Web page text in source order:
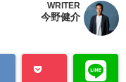
WRITER
今野健介